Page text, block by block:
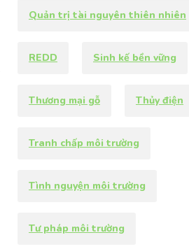
Quản trị tài nguyên thiên nhiên
REDD Sinh kế bền vững
Thương mại gỗ Thủy điện
Tranh chấp môi trường
Tình nguyện môi trường
Tư pháp môi trường